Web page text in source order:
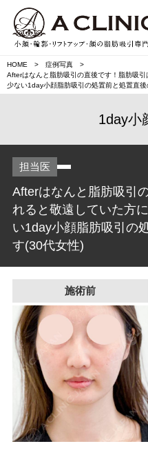
HOME
症例写真
Afterはなんと脂肪吸引の直後です！脂肪吸
少ない1day小顔脂肪吸引の処置前と処置直
1day小
担当医
Afterはなんと脂肪吸引
れると敬遠していた方
い1day小顔脂肪吸引の
す(30代女性)
施術前